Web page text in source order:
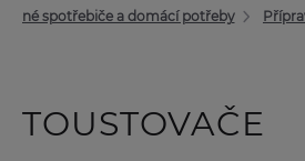
spotřebiče a domácí potřeby
TOUSTOVAČE